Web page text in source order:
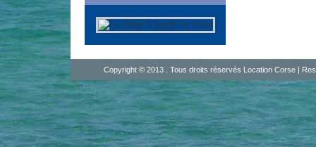
Copyright © 2013 . Tous droits réservés Location Corse |